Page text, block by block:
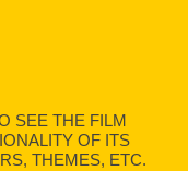
SEE THE FILM
OF ITS
THEMES, ETC.